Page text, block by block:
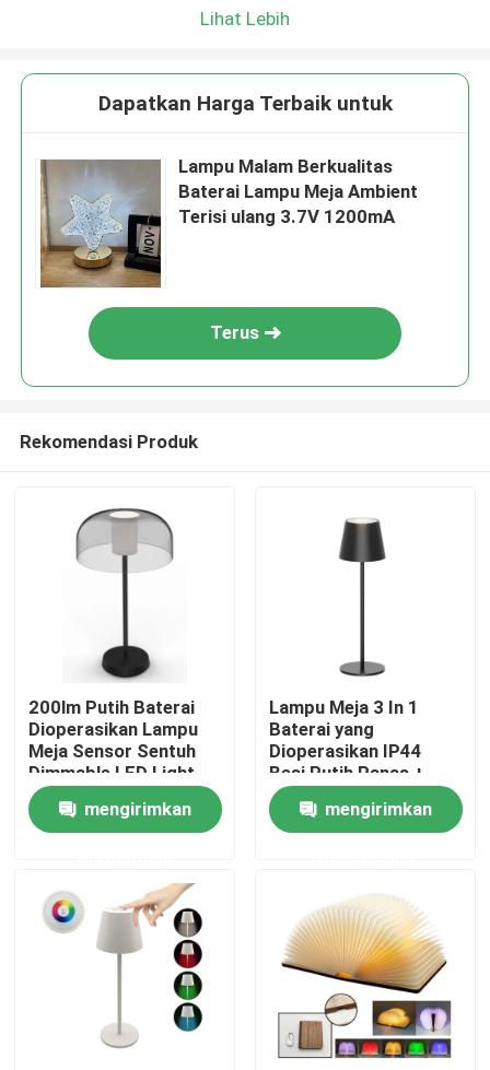
Rumah
Produk
Video
Pertunjukan VR
Tur Pabrik
Lihat Lebih
Dapatkan Harga Terbaik untuk
Lampu Malam Berkualitas
Baterai Lampu Meja Ambient
Terisi ulang 3.7V 1200mA
Terus
Rekomendasi Produk
200lm Putih Baterai
Dioperasikan Lampu
Meja Sensor Sentuh
Dimmable LED Light
20000 Jam Baterai
mengirimkan
Lampu Meja 3 In 1
Baterai yang
Dioperasikan IP44
Besi Putih Panas +
ABS 150lm
mengirimkan